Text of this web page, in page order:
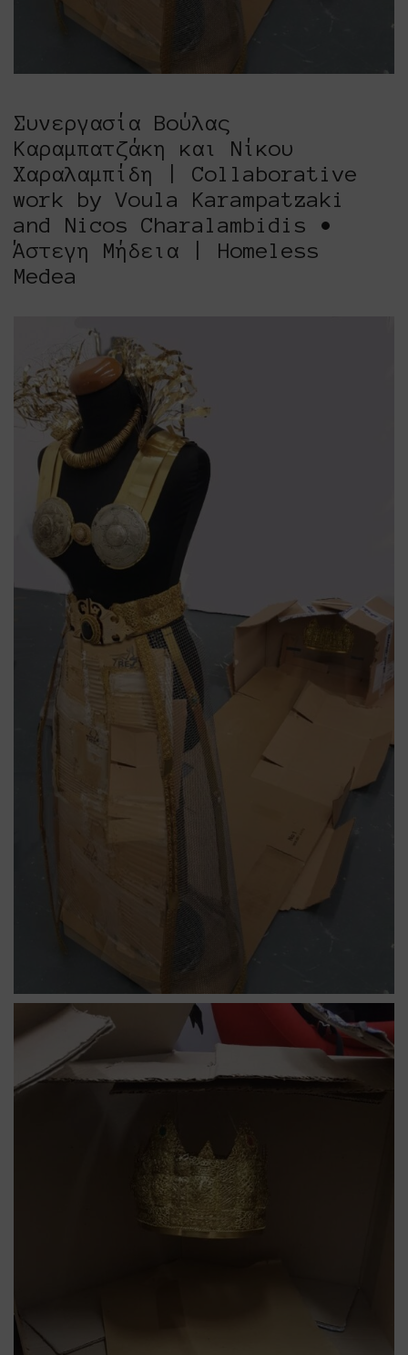
Συνεργασία Βούλας
Καραμπατζάκη και Νίκου
Χαραλαμπίδη | Collaborative
work by Voula Karampatzaki
and Nicos Charalambidis •
Άστεγη Μήδεια | Homeless
Medea